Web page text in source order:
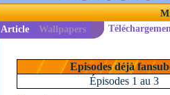
Article Wallpapers
Episodes déjà
Épisodes 1 au 3